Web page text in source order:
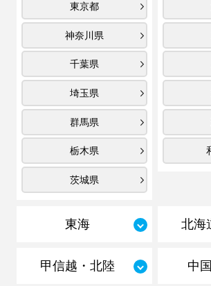
東京都
神奈川県
千葉県
埼玉県
群馬県
栃木県
茨城県
東海 北海
甲信越・北陸 中